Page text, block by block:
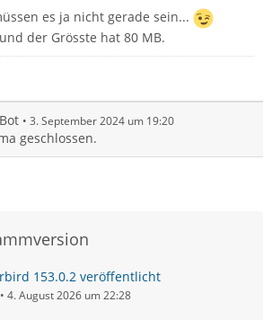
es ja nicht gerade sein...
der Grösste hat 80 MB.
3. September 2024 um 19:20
geschlossen.
153.0.2 veröffentlicht
4. August 2026 um 22:28